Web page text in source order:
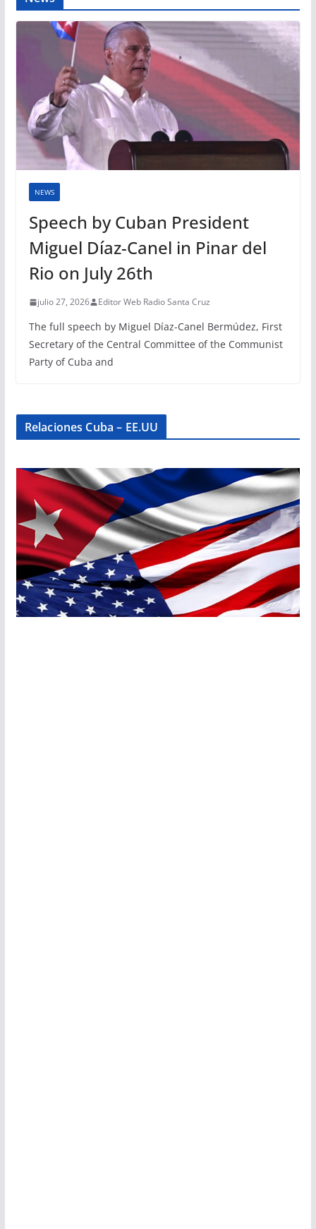
NEWS
Speech by Cuban President
Miguel Díaz-Canel in Pinar del
Rio on July 26th
julio 27, 2026 Editor Web Radio Santa Cruz
The full speech by Miguel Díaz-Canel Bermúdez, First
Secretary of the Central Committee of the Communist
Party of Cuba and
Relaciones Cuba – EE.UU